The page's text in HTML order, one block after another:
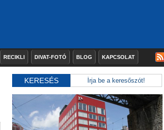
RECIKLI DIVAT-FOTÓ BLOG KAPCSOLAT
KERESÉS